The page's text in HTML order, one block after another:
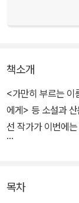
책소개
<가만히 부르는
에게> 등 소설과
선 작가가 이번에
저자는 지난해 겨
목차